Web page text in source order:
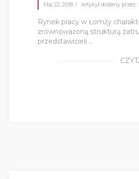
Maj 22, 2018 Artykył dodany przez
Rynek pracy w Łomży
zrównoważoną strukturą
przedstawicieli ...